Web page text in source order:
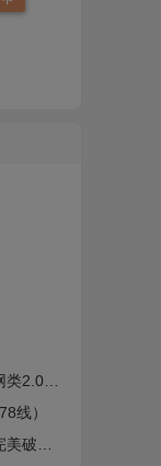
已测试）
线）
测试）